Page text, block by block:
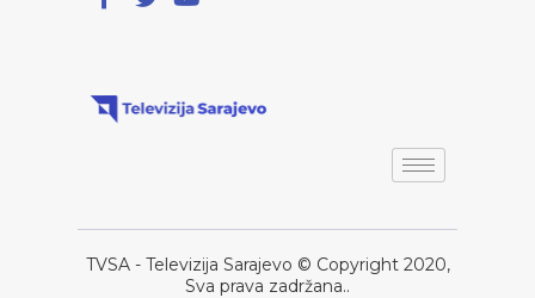
TVSA - Televizija Sarajevo © Copyright 2020,
Sva prava zadržana..